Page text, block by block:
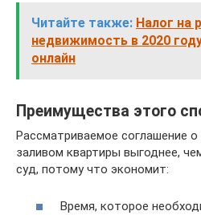
Читайте также: Налог на
недвижимость в 2020
онлайн
Преимущества этого
Рассматриваемое соглашение
заливом квартиры выгоднее,
суд, потому что экономит:
Время, которое